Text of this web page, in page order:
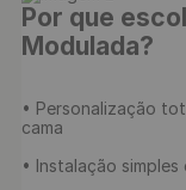
Por que
Modulada?
• Personalização
cama
• Instalação